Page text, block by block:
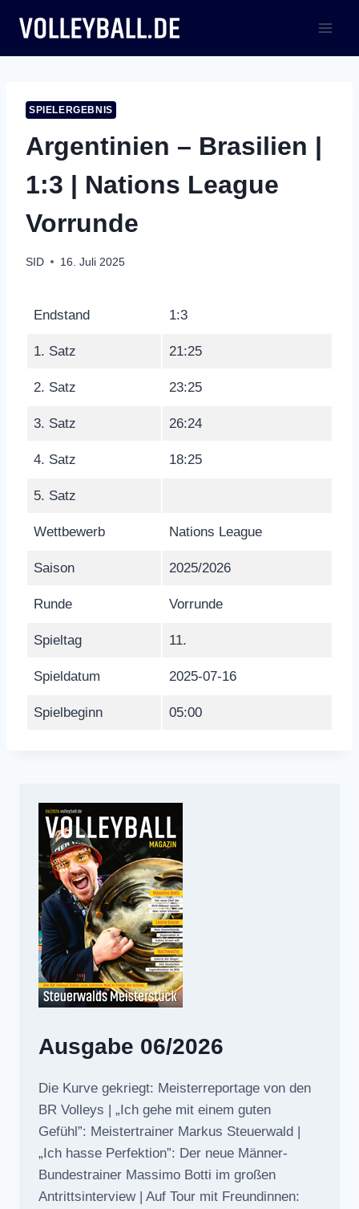
Inhalt
springen
SPIELERGEBNIS
Argentinien – Brasilien |
1:3 | Nations League
Vorrunde
SID 16. Juli 2025
Endstand 1:3
1. Satz 21:25
2. Satz 23:25
3. Satz 26:24
4. Satz 18:25
5. Satz
Wettbewerb Nations League
Saison 2025/2026
Runde Vorrunde
Spieltag 11.
Spieldatum 2025-07-16
Spielbeginn 05:00
Ausgabe 06/2026
Die Kurve gekriegt: Meisterreportage von den
BR Volleys | „Ich gehe mit einem guten
Gefühl”: Meistertrainer Markus Steuerwald |
„Ich hasse Perfektion”: Der neue Männer-
Bundestrainer Massimo Botti im großen
Antrittsinterview | Auf Tour mit Freundinnen: